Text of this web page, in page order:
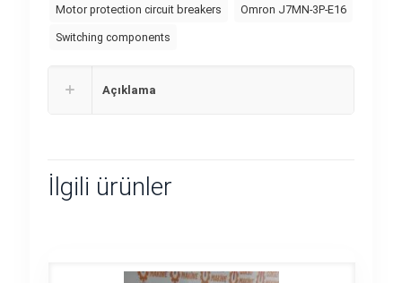
Motor protection circuit breakers Omron J7MN-3P-E16
Switching components
Açıklama
İlgili ürünler